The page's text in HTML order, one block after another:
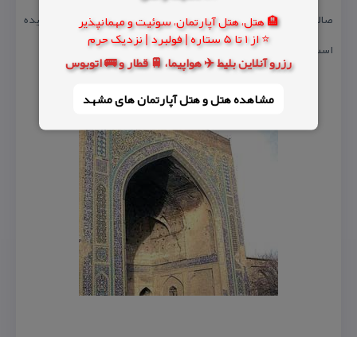
🏨 هتل، هتل آپارتمان، سوئیت و مهمانپذیر
⭐ از 1 تا 5 ستاره | فولبرد | نزدیک حرم
رزرو آنلاین بلیط ✈️ هواپیما، 🚆 قطار و 🚌 اتوبوس
مشاهده هتل و هتل‌ آپارتمان های مشهد
صالح» از نقبای سادات رضوی مشهد (بانی مدرسه نواب) بنیان گردیده
است.